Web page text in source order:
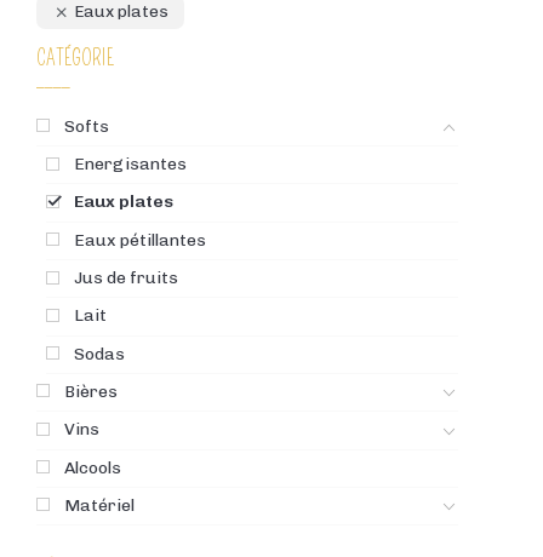
Eaux plates
CATÉGORIE
Softs
Energisantes
Eaux plates
Eaux pétillantes
Jus de fruits
Lait
Sodas
Bières
Vins
Alcools
Matériel